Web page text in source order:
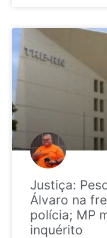
Justiça:
Álvaro na
polícia; MP
inquérito